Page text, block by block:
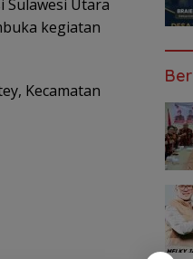
Sulawesi Utara
kegiatan
Kecamatan